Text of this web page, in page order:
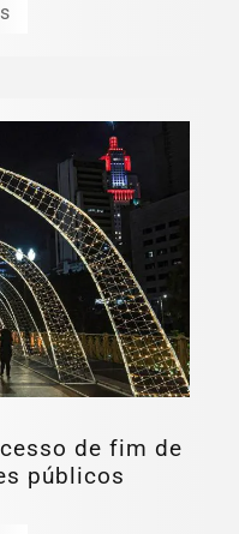
de fim de
públicos